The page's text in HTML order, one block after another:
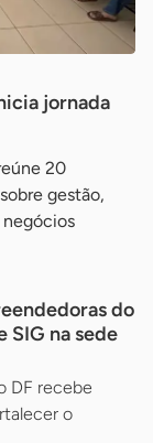
jornada
20
gestão,
do
SIG na sede
DF recebe
o